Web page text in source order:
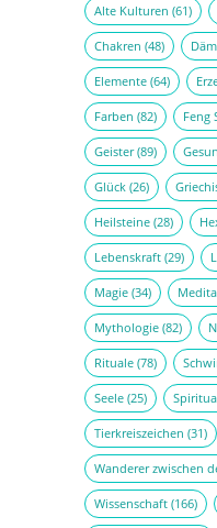
Alte Kulturen (61)
Chakren (48)
Elemente(64)
Farben (82) Feng
Geister(89)
Glück(26)
Heilsteine(28)
Lebenskraft(29)
Magie(34)
Mythologie(82)
Rituale(78)
Seele(25)
Tierkreiszeichen (31)
Wanderer zwischen
Wissenschaft(166)